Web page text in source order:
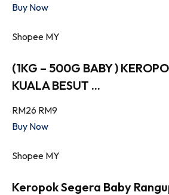
Buy Now
Shopee MY
(1KG – 500G BABY )
KUALA BESUT ...
RM26 RM9
Buy Now
Shopee MY
Keropok Segera Baby